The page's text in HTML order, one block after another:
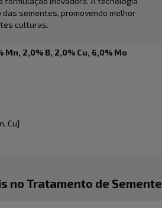
sementes, promovendo melhor
culturas.
2,0% B, 2,0% Cu, 6,0% Mo
Cu]
no Tratamento de Semente